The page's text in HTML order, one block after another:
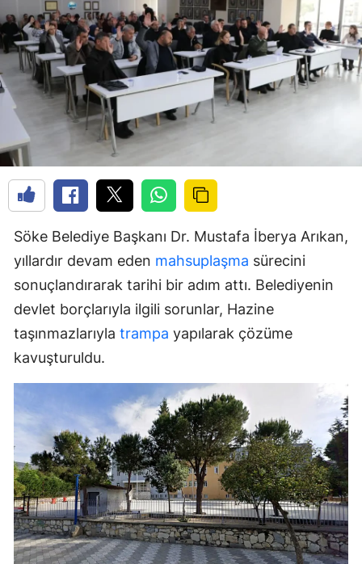
Söke Belediye Başkanı Dr. Mustafa İberya Arıkan,
yıllardır devam eden mahsuplaşma sürecini
sonuçlandırarak tarihi bir adım attı. Belediyenin
devlet borçlarıyla ilgili sorunlar, Hazine
taşınmazlarıyla trampa yapılarak çözüme
kavuşturuldu.